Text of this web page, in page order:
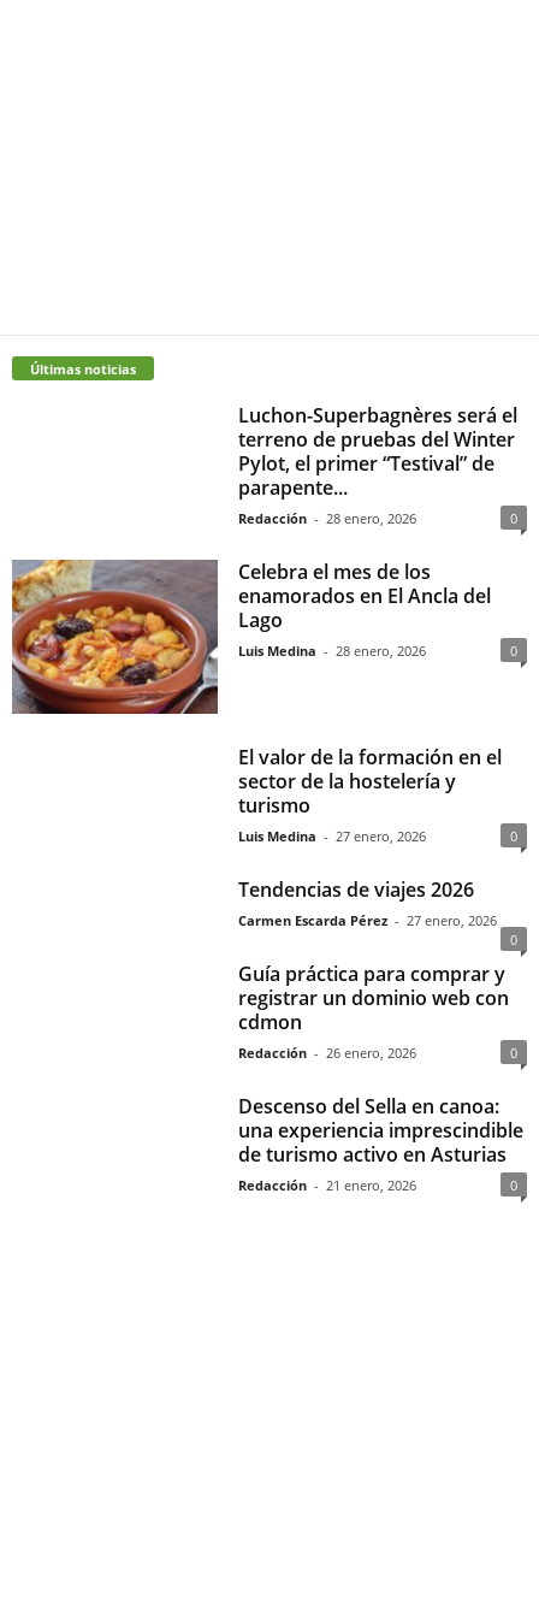
Últimas noticias
Luchon-Superbagnères será el
terreno de pruebas del Winter
Pylot, el primer “Testival” de
parapente...
Redacción - 28 enero, 2026 0
Celebra el mes de los
enamorados en El Ancla del
Lago
Luis Medina - 28 enero, 2026 0
El valor de la formación en el
sector de la hostelería y
turismo
Luis Medina - 27 enero, 2026 0
Tendencias de viajes 2026
Carmen Escarda Pérez - 27 enero, 2026
0
Guía práctica para comprar y
registrar un dominio web con
cdmon
Redacción - 26 enero, 2026 0
Descenso del Sella en canoa:
una experiencia imprescindible
de turismo activo en Asturias
Redacción - 21 enero, 2026 0